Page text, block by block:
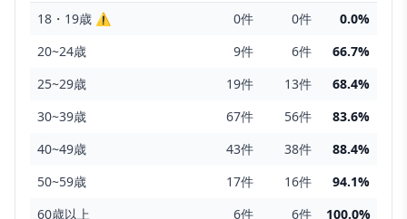
18・19歳 ⚠ 0件 0件 0.0%
20~24歳
9件 6件 66.7%
25~29歳
19件 13件 68.4%
30~39歳
67件 56件 83.6%
40~49歳
43件 38件 88.4%
50~59歳
17件 16件 94.1%
60歳以上
6件 6件 100.0%